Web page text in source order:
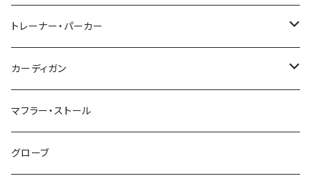
48/L
50/XL～
46/M
48/L
50/XL～
～44/S
46/M
48/L
50/XL～
トレーナー・パーカー
～44/S
46/M
48/L
カーディガン
～44/S
46/M
マフラー・ストール
グローブ